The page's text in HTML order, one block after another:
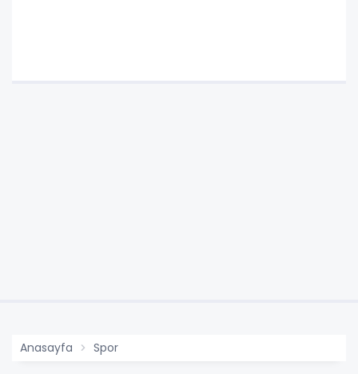
Anasayfa Spor